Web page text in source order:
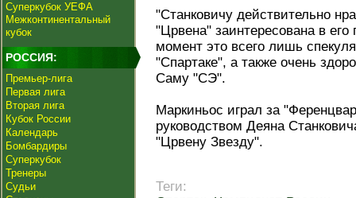
Суперкубок УЕФА
Межконтинентальный
кубок
РОССИЯ:
Премьер-лига
Первая лига
Вторая лига
Кубок России
Календарь
Бомбардиры
Суперкубок
Тренеры
Судьи
"Станковичу действительно
"Црвена" заинтересована в
момент это всего лишь
"Спартаке", а также очень
Саму "СЭ".
Маркиньос играл за
руководством Деяна
"Црвену Звезду".
Теги: